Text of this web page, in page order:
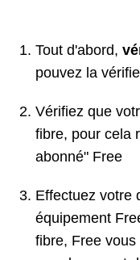
Tout d'abord,
pouvez la
Vérifiez que
fibre, pour cela
abonné" Free
Effectuez votre
équipement
fibre, Free